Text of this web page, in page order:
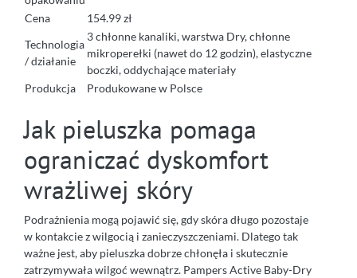
Cena
154.99 zł
Technologia
/ działanie
3 chłonne kanaliki, warstwa Dry, chłonne
mikroperełki (nawet do 12 godzin), elastyczne
boczki, oddychające materiały
Produkcja
Produkowane w Polsce
Jak pieluszka pomaga
ograniczać dyskomfort
wrażliwej skóry
Podrażnienia mogą pojawić się, gdy skóra długo pozostaje
w kontakcie z wilgocią i zanieczyszczeniami. Dlatego tak
ważne jest, aby pieluszka dobrze chłonęła i skutecznie
zatrzymywała wilgoć wewnątrz. Pampers Active Baby-Dry